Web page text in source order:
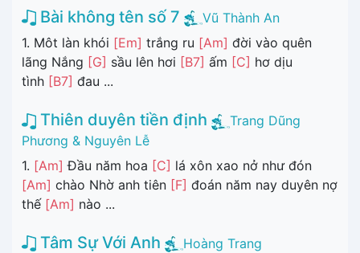
Bài không tên số 7
Vũ Thành An
1. Môt làn khói [Em] trắng ru [Am] đời vào quên
lãng Nắng [G] sầu lên hơi [B7] ấm [C] hơ dịu
tình [B7] đau ...
Thiên duyên tiền định
Trang Dũng
Phương & Nguyên Lễ
1. [Am] Đầu năm hoa [C] lá xôn xao nở như đón
[Am] chào Nhờ anh tiên [F] đoán năm nay duyên nợ
thế [Am] nào ...
Tâm Sự Với Anh
Hoàng Trang